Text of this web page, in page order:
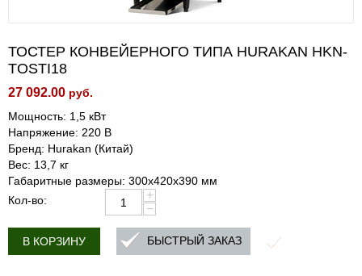
ТОСТЕР КОНВЕЙЕРНОГО ТИПА HURAKAN HKN-
TOSTI18
27 092.00 руб.
Мощность: 1,5 кВт
Напряжение: 220 В
Бренд: Hurakan (Китай)
Вес: 13,7 кг
Габаритные размеры: 300x420x390 мм
Кол-во:
+
−
В КОРЗИНУ БЫСТРЫЙ ЗАКАЗ